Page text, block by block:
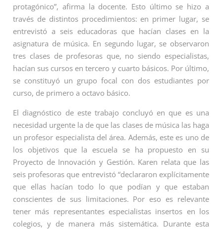
protagónico”, afirma la docente. Esto último se hizo a
través de distintos procedimientos: en primer lugar, se
entrevistó a seis educadoras que hacían clases en la
asignatura de música. En segundo lugar, se observaron
tres clases de profesoras que, no siendo especialistas,
hacían sus cursos en tercero y cuarto básicos. Por último,
se constituyó un grupo focal con dos estudiantes por
curso, de primero a octavo básico.
El diagnóstico de este trabajo concluyó en que es una
necesidad urgente la de que las clases de música las haga
un profesor especialista del área. Además, este es uno de
los objetivos que la escuela se ha propuesto en su
Proyecto de Innovación y Gestión. Karen relata que las
seis profesoras que entrevistó “declararon explícitamente
que ellas hacían todo lo que podían y que estaban
conscientes de sus limitaciones. Por eso es relevante
tener más representantes especialistas insertos en los
colegios, y de manera más sistemática. Durante esta